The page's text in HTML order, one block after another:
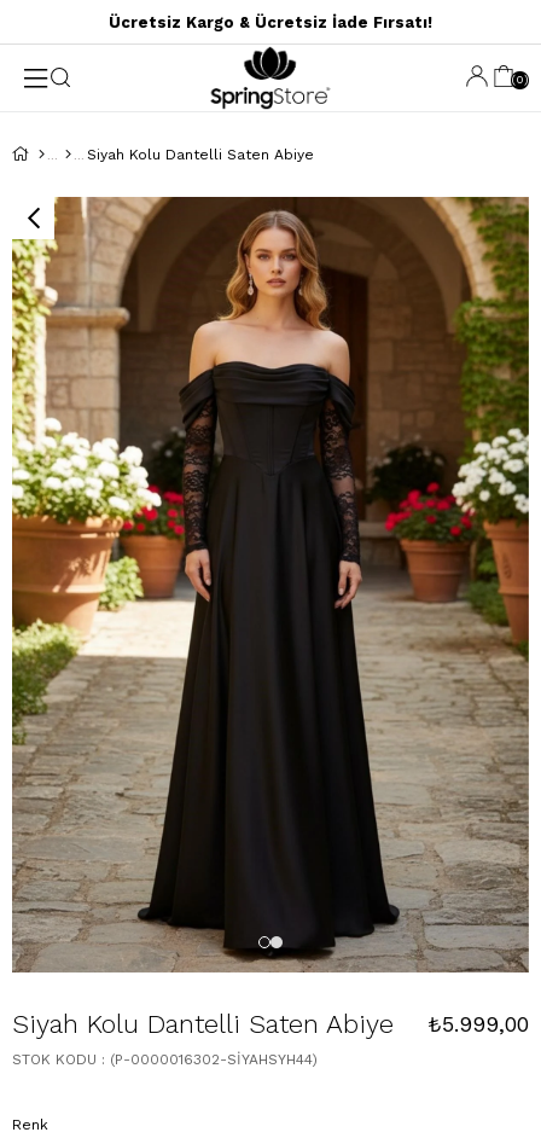
Ücretsiz Kargo & Ücretsiz İade Fırsatı!
0
Siyah Kolu Dantelli Saten Abiye
Siyah Kolu Dantelli Saten Abiye ₺5.999,00
STOK KODU (P-0000016302-SİYAHSYH44)
Renk